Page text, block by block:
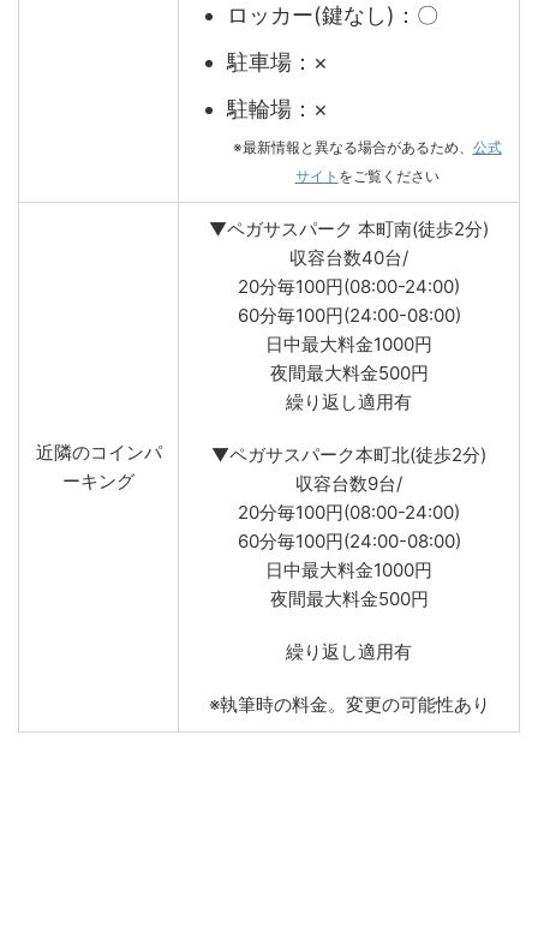
ロッカー(鍵なし)：〇
駐車場：×
駐輪場：×
※最新情報と異なる場合があるため、 公式
サイト をご覧ください
近隣のコインパ
ーキング
▼ペガサスパーク 本町南(徒歩2分)
収容台数40台/
20分毎100円(08:00-24:00)
60分毎100円(24:00-08:00)
日中最大料金1000円
夜間最大料金500円
繰り返し適用有
▼ペガサスパーク本町北(徒歩2分)
収容台数9台/
20分毎100円(08:00-24:00)
60分毎100円(24:00-08:00)
日中最大料金1000円
夜間最大料金500円
繰り返し適用有
※執筆時の料金。変更の可能性あり